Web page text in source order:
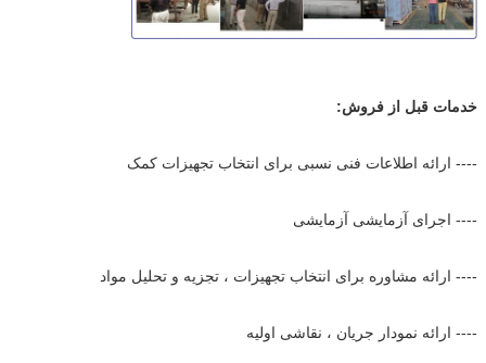
خدمات قبل از فروش:
---- ارائه اطلاعات فنی نسبی برای انتخاب تجهیزات کمک
---- اجرای آزمایشی آزمایشی
---- ارائه مشاوره برای انتخاب تجهیزات ، تجزیه و تحلیل مواد
---- ارائه نمودار جریان ، نقاشی اولیه